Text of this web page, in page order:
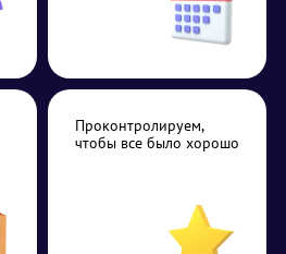
Проконтролируем,
чтобы все было хорошо